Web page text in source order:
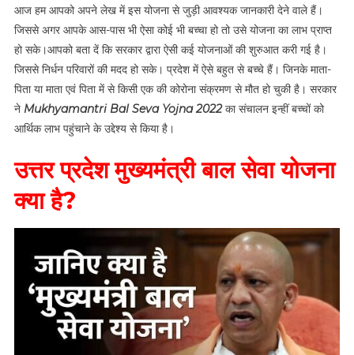
आज हम आपको अपने लेख में इस योजना से जुड़ी आवश्यक जानकारी देने वाले हैं।
जिससे अगर आपके आस-पास भी ऐसा कोई भी बच्चा हो तो उसे योजना का लाभ प्राप्त
हो सके।आपको बता दें कि सरकार द्वारा ऐसी कई योजनाओं की शुरुआत करी गई है।
जिससे निर्धन परिवारों की मदद हो सके। प्रदेश में ऐसे बहुत से बच्चे हैं। जिनके माता-
पिता या माता एवं पिता में से किसी एक की कोरोना संक्रमण से मौत हो चुकी है। सरकार
ने Mukhyamantri Bal Seva Yojna 2022का संचालन इन्हीं बच्चों को
आर्थिक लाभ पहुंचाने के उद्देश्य से किया है।
उत्तर प्रदेश मुख्यमंत्री बाल सेवा योजना
क्या है?